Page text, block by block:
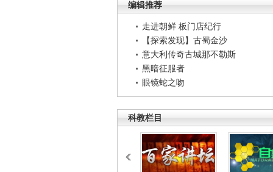
编辑推荐
走进朝鲜 板门店纪行
【探索发现】古蜀金沙
意大利传奇古城那不勒斯
黑暗征服者
眼镜蛇之吻
科教栏目